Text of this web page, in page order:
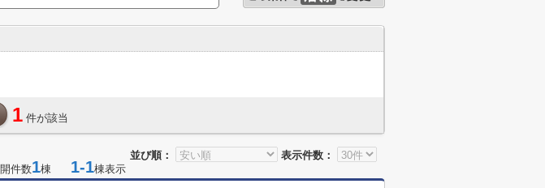
1 件が該当
並び順： 表示件数：
件数1棟 1-1棟表示